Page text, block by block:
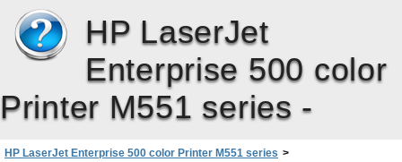
HP LaserJet
Enterprise 500 color
Printer M551 series -
HP LaserJet Enterprise 500 color Printer M551 series >